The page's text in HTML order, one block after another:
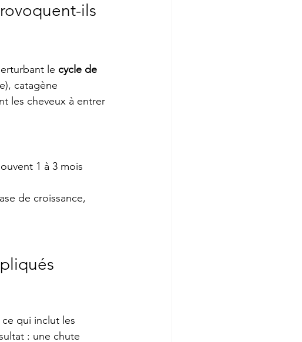
ils
le cycle de
catagène
les cheveux à entrer
1 à 3 mois
de croissance,
qui inclut les
: une chute